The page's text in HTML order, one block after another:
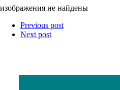
изображения не найдены
Previous post
Next post